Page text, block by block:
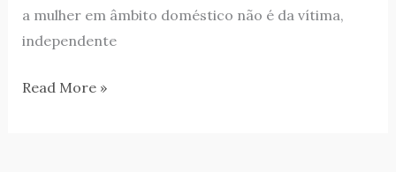
a mulher em âmbito doméstico não é da vítima,
independente
Read More »